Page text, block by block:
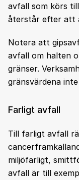
avfall som körs
återstår efter att
Notera att
avfall om halten
gränser.
gränsvärdena
Farligt avfall
Till farligt avfall
miljöfarligt,
avfall är till